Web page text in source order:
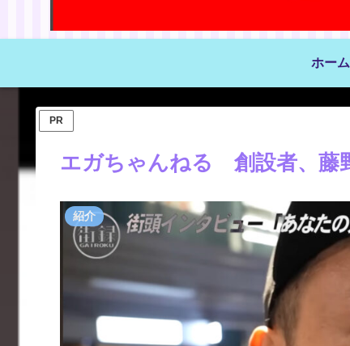
ホーム
PR
エガちゃんねる 創設者、藤
紹介